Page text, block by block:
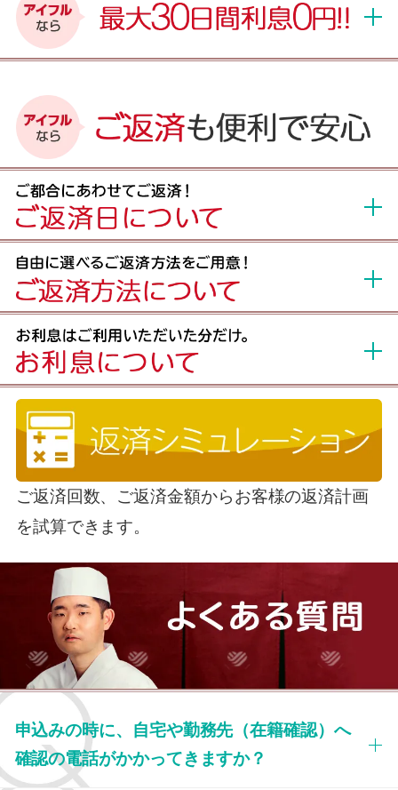
ご返済回数、ご返済金額からお客様の返済計画
を試算できます。
申込みの時に、自宅や勤務先（在籍確認）へ
確認の電話がかかってきますか？